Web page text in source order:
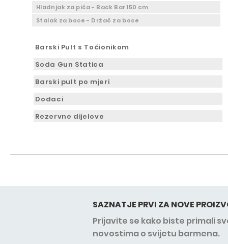
Hladnjak za pića - Back Bar 150 cm
Stalak za boce - Držač za boce
Barski Pult s Točionikom
Soda Gun Statica
Barski pult po mjeri
Dodaci
Rezervne dijelove
SAZNATJE PRVI ZA NOVE
Prijavite se kako biste primali
novostima o svijetu barmena.